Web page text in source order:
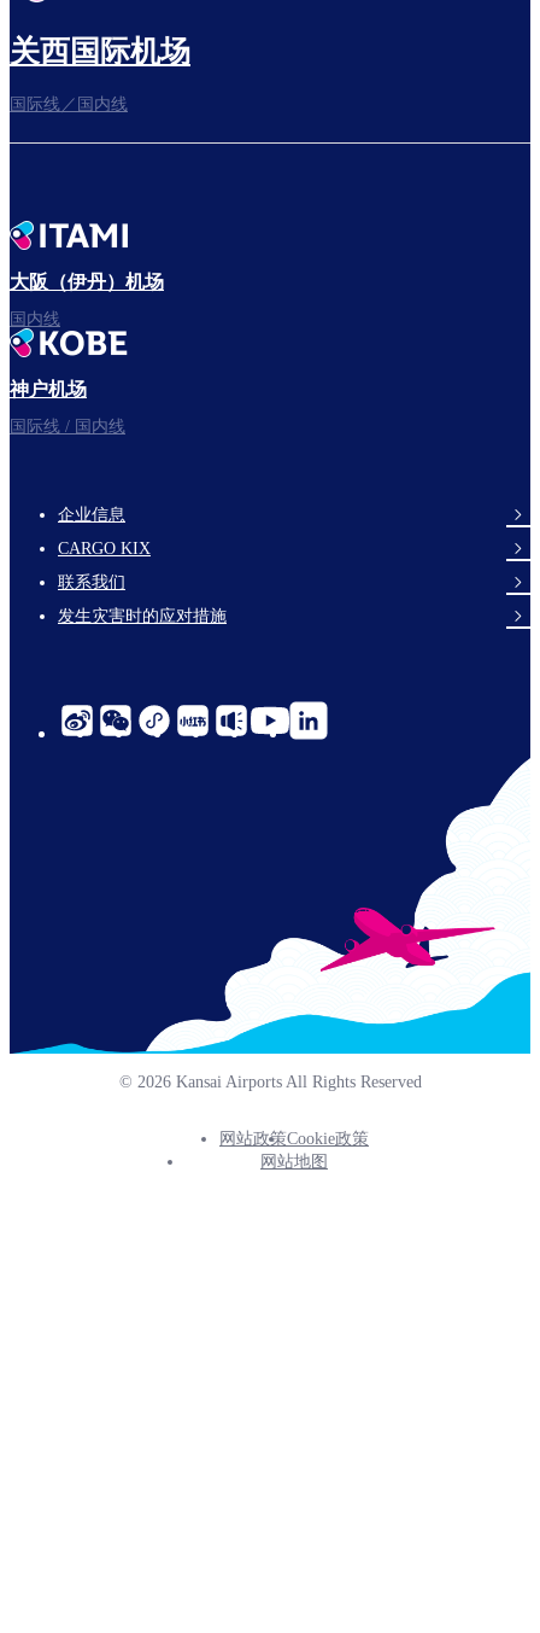
出发啦！
祝您旅途愉快。
关西国际机场
国际线／国内线
大阪（伊丹）机场
国内线
神户机场
国际线 / 国内线
footer-
links-
en-
企业信息
CARGO KIX
联系我们
发生灾害时的应对措施
social-
© 2026 Kansai Airports All Rights Reserved
Footer
网站政策Cookie政策
网站地图